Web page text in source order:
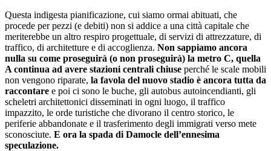
Questa indigesta pianificazione, cui siamo ormai abituati, che
procede per pezzi (e debiti) non si addice a una città capitale che
meriterebbe un altro respiro progettuale, di servizi di attrezzature, di
traffico, di architetture e di accoglienza. Non sappiamo ancora
nulla su come proseguirà (o non proseguirà) la metro C, quella
A continua ad avere stazioni centrali chiuse perché le scale mobili
non vengono riparate, la favola del nuovo stadio è ancora tutta da
raccontare e poi ci sono le buche, gli autobus autoincendianti, gli
scheletri architettonici disseminati in ogni luogo, il traffico
impazzito, le orde turistiche che divorano il centro storico, le
periferie abbandonate e il trasferimento degli immigrati verso mete
sconosciute. E ora la spada di Damocle dell’ennesima
speculazione.